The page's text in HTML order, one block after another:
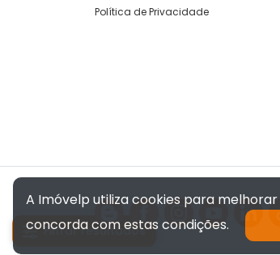
Filtrar resultados
Política de Privacidade
A Imóvelp utiliza cookies para
concorda com estas condições.